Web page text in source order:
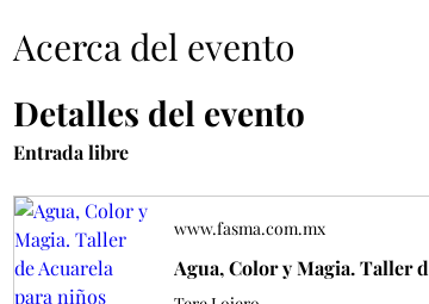
Acerca del evento
Detalles del evento
Entrada libre
www.fasma.com.mx
Agua, Color y Magia. Taller